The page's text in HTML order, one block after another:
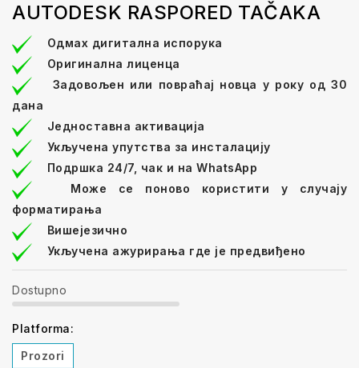
AUTODESK RASPORED TAČAKA
Одмах дигитална испорука
Оригинална лиценца
Задовољен или повраћај новца у року од 30
дана
Једноставна активација
Укључена упутства за инсталацију
Подршка 24/7, чак и на WhatsApp
Може се поново користити у случају
форматирања
Вишејезично
Укључена ажурирања где је предвиђено
Dostupno
Platforma:
Prozori